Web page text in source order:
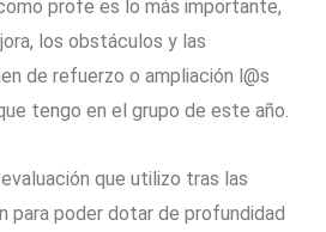
profe es lo más importante,
los obstáculos y las
de refuerzo o ampliación l@s
tengo en el grupo de este año.
que utilizo tras las
para poder dotar de profundidad